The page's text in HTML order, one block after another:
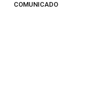
COMUNICADO